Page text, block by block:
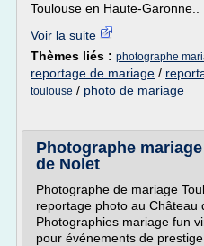
Toulouse en Haute-Garonne..
Voir la suite
Thèmes liés : photographe
reportage de mariage /
toulouse / photo de mariage
Photographe
de Nolet
Photographe de mariage
reportage photo au Château
Photographies mariage fun
pour événements de